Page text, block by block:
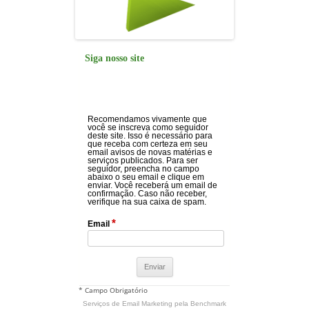
Siga nosso site
Recomendamos vivamente que
você se inscreva como seguidor
deste site. Isso é necessário para
que receba com certeza em seu
email avisos de novas matérias e
serviços publicados. Para ser
seguidor, preencha no campo
abaixo o seu email e clique em
enviar. Você receberá um email de
confirmação. Caso não receber,
verifique na sua caixa de spam.
Email *
* Campo Obrigatório
Serviços de Email Marketing pela Benchmark